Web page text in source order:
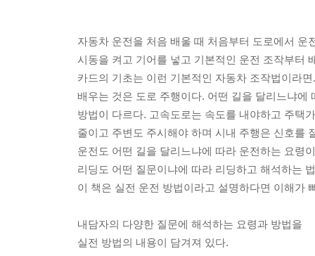
자동차 운전을 처음 배울 때 처음부터 도로에서 운
시동을 켜고 기어를 넣고 기본적인 운전 조작부터
카드의 기초는 이런 기본적인 자동차 조작법이라
배우는 것은 도로 주행이다. 어떤 길을 달리느냐에
방법이 다르다. 고속도로는 속도를 내야하고 주택
줄이고 주변도 주시해야 하며 시내 주행은 신호를
운전도 어떤 길을 달리느냐에 따라 운전하는 요령
리딩도 어떤 질문이냐에 따라 리딩하고 해석하는
이 책은 실전 운전 방법이라고 설명하다면 이해가
내담자의 다양한 질문에 해석하는 요령과 방법을
실전 방법의 내용이 담겨져 있다.